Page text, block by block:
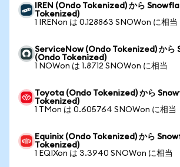
IREN (Ondo Tokenized) から
Tokenized)
1 IRENon は 0.128863 SNOWon に相当
ServiceNow (Ondo Tokenized) から
(Ondo Tokenized)
1 NOWon は 1.8712 SNOWon に相当
Toyota (Ondo Tokenized) から
Tokenized)
1 TMon は 0.605764 SNOWon に相当
Equinix (Ondo Tokenized) から
Tokenized)
1 EQIXon は 3.3940 SNOWon に相当